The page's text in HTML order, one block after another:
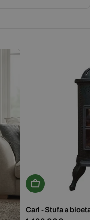
Aggiungi Al
Carl - Stufa a